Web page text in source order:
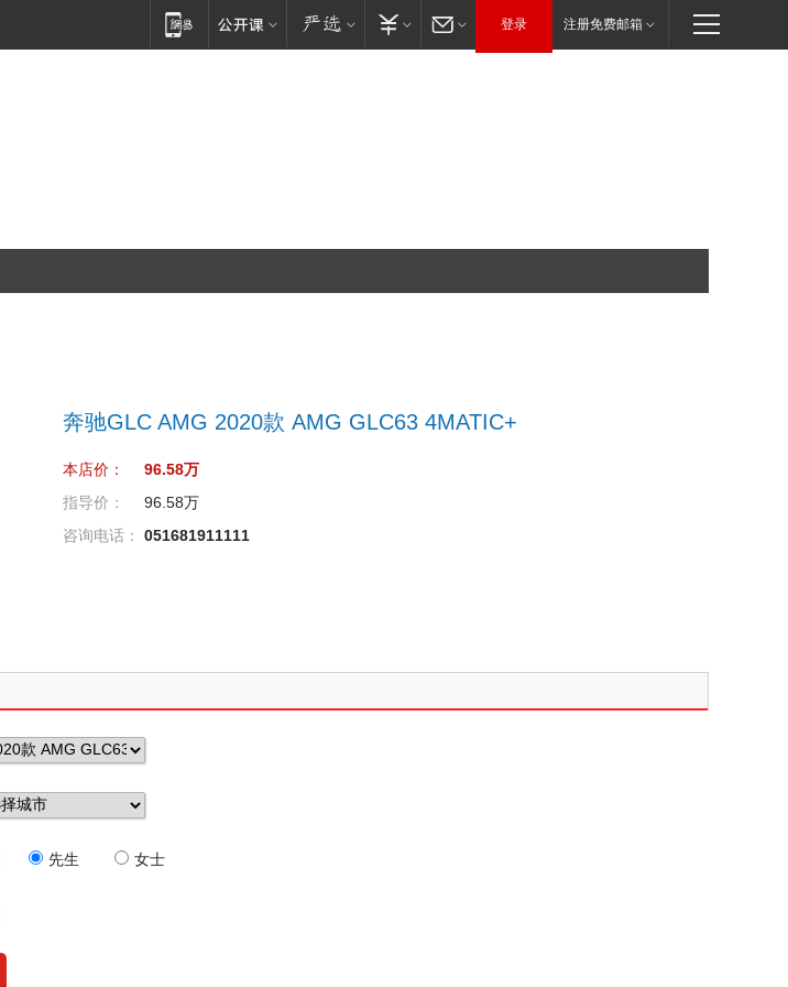
登录 注册免费邮箱
奔驰GLC AMG 2020款 AMG GLC63 4MATIC+
本店价：
96.58万
指导价：
96.58万
咨询电话：
051681911111
先生 女士